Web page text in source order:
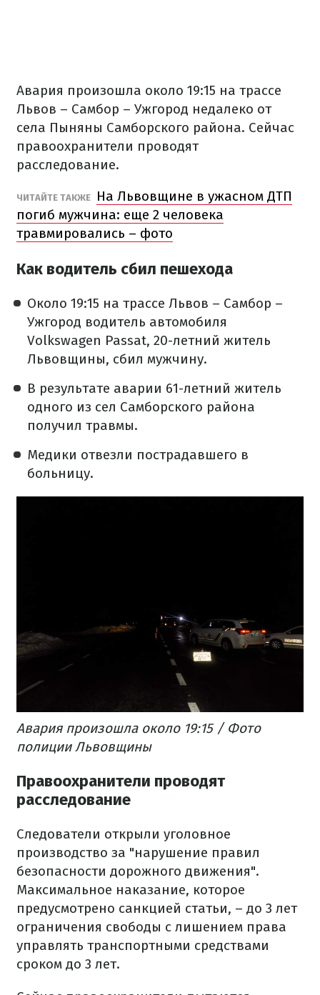
Авария произошла около 19:15 на трассе
Львов – Самбор – Ужгород недалеко от
села Пыняны Самборского района. Сейчас
правоохранители проводят
расследование.
ЧИТАЙТЕ ТАКЖЕ
На Львовщине в ужасном ДТП
погиб мужчина: еще 2 человека
травмировались – фото
Как водитель сбил пешехода
Около 19:15 на трассе Львов – Самбор –
Ужгород водитель автомобиля
Volkswagen Passat, 20-летний житель
Львовщины, сбил мужчину.
В результате аварии 61-летний житель
одного из сел Самборского района
получил травмы.
Медики отвезли пострадавшего в
больницу.
Авария произошла около 19:15 / Фото
полиции Львовщины
Правоохранители проводят
расследование
Следователи открыли уголовное
производство за "нарушение правил
безопасности дорожного движения".
Максимальное наказание, которое
предусмотрено санкцией статьи, – до 3 лет
ограничения свободы с лишением права
управлять транспортными средствами
сроком до 3 лет.